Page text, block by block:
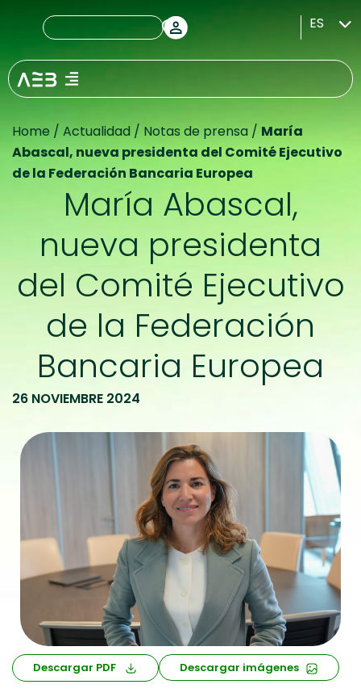
ES
Home / Actualidad / Notas de prensa / María
Abascal, nueva presidenta del Comité Ejecutivo
de la Federación Bancaria Europea
María Abascal,
nueva presidenta
del Comité Ejecutivo
de la Federación
Bancaria Europea
26 NOVIEMBRE 2024
Descargar PDF Descargar imágenes